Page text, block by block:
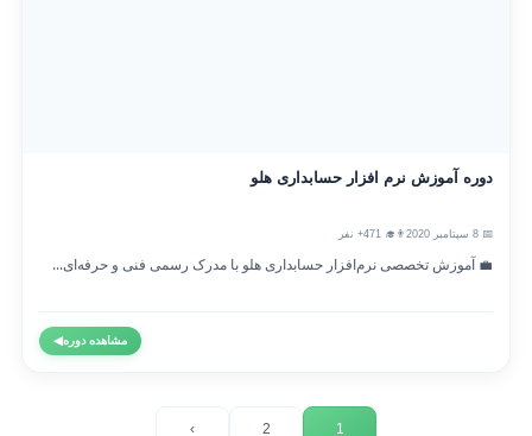
دوره آموزش نرم افزار حسابداری هلو
👨‍🎓 471+ نفر
💼 آموزش تخصصی نرم‌افزار حسابداری هلو با مدرک رسمی فنی و حرفه‌ای...
مشاهده دوره◀